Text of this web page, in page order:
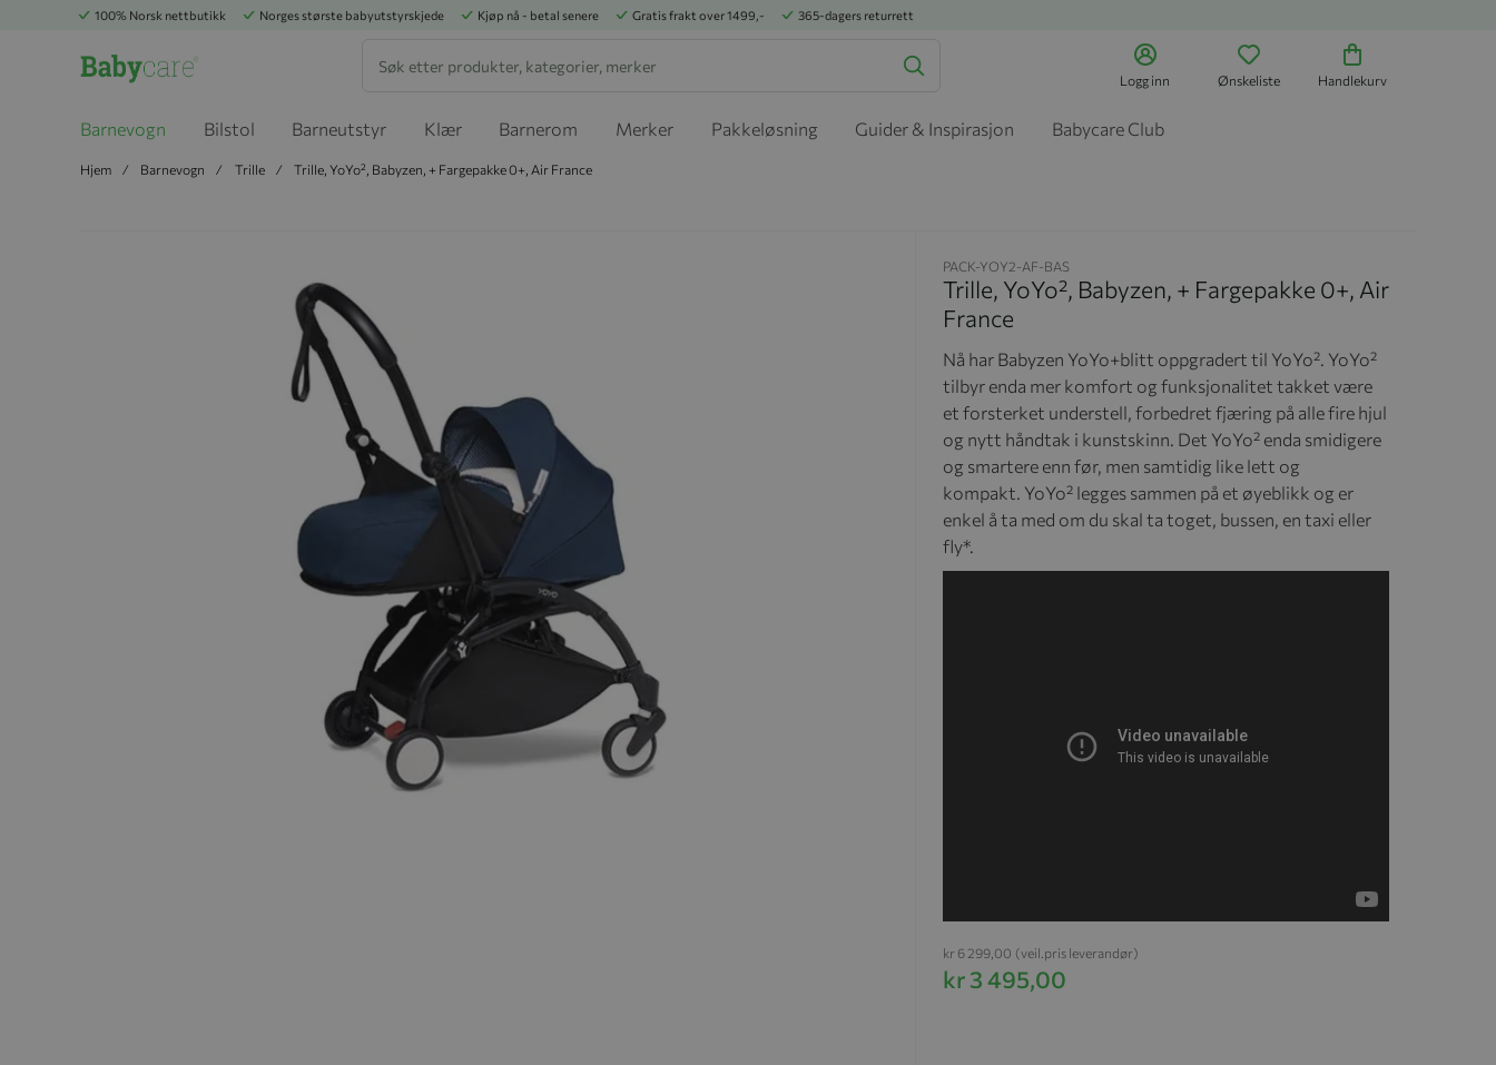
100% Norsk nettbutikk Norges største babyutstyrskjede Kjøp nå - betal senere Gratis frakt over 1499,- 365-dagers returrett
Logg inn Ønskeliste Handlekurv
Barnevogn Bilstol Barneutstyr Klær Barnerom Merker Pakkeløsning Guider & Inspirasjon Babycare Club
Hjem Barnevogn Trille Trille, YoYo², Babyzen, + Fargepakke 0+, Air France
PACK-YOY2-AF-BAS
Trille, YoYo², Babyzen, + Fargepakke 0+, Air
France
Nå har Babyzen YoYo+blitt oppgradert til YoYo². YoYo²
tilbyr enda mer komfort og funksjonalitet takket være
et forsterket understell, forbedret fjæring på alle fire hjul
og nytt håndtak i kunstskinn. Det YoYo² enda smidigere
og smartere enn før, men samtidig like lett og
kompakt. YoYo² legges sammen på et øyeblikk og er
enkel å ta med om du skal ta toget, bussen, en taxi eller
fly*.
kr 3 495,00
(veil.pris leverandør)
kr 6 299,00